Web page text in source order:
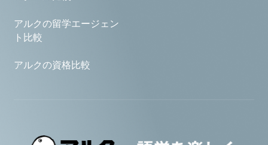
アルクの留学エージェン
ト比較
アルクの資格比較